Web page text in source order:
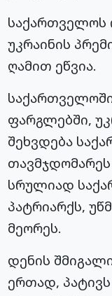
საქართველოს
უკრაინის
ღამით ეწვია.
ფარგლებში,
შეხვდება
თავმჯდომარეს
სრულიად
პატრიარქს,
მეორეს.
დენის
ერთად,